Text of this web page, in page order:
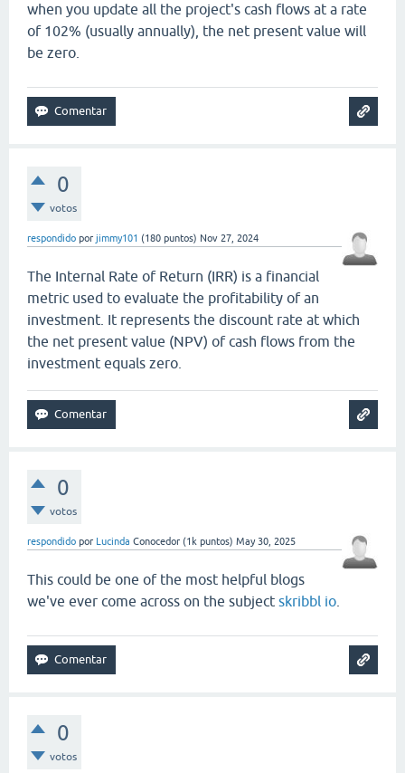
when you update all the project's cash flows at a rate
of 102% (usually annually), the net present value will
be zero.
0
votos
respondido por jimmy101 (180 puntos) Nov 27, 2024
The Internal Rate of Return (IRR) is a financial
metric used to evaluate the profitability of an
investment. It represents the discount rate at which
the net present value (NPV) of cash flows from the
investment equals zero.
0
votos
respondido por Lucinda Conocedor (1k puntos) May 30, 2025
This could be one of the most helpful blogs
we've ever come across on the subject skribbl io
0
votos